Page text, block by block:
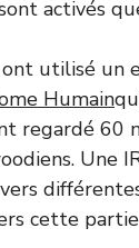
activés
utilisé un
Humain
regardé 60
Une
cette